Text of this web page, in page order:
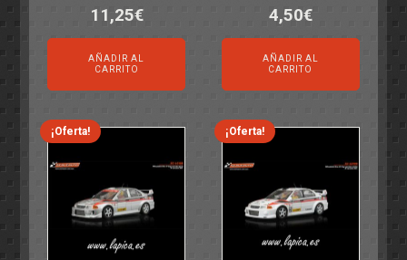
El
precio
original
era:
14,30€.
11,25€El
precio
actual
es:
11,25€.
AÑADIR AL
CARRITO
El
precio
original
era:
6,00€.
4,50€El
precio
actual
es:
4,50€.
AÑADIR AL
CARRITO
¡Oferta! ¡Oferta!